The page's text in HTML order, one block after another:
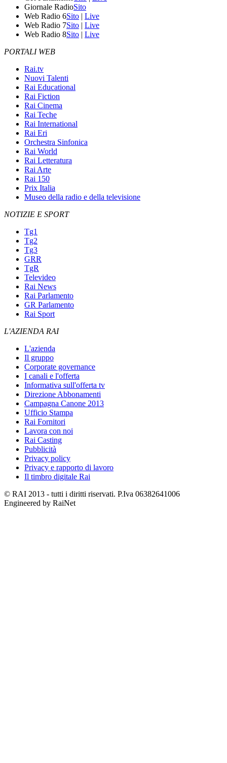
Giornale RadioSito
Web Radio 6Sito | Live
Web Radio 7Sito | Live
Web Radio 8Sito | Live
PORTALI WEB
Rai.tv
Nuovi Talenti
Rai Educational
Rai Fiction
Rai Cinema
Rai Teche
Rai International
Rai Eri
Orchestra Sinfonica
Rai World
Rai Letteratura
Rai Arte
Rai 150
Prix Italia
Museo della radio e della televisione
NOTIZIE E SPORT
Tg1
Tg2
Tg3
GRR
TgR
Televideo
Rai News
Rai Parlamento
GR Parlamento
Rai Sport
L'AZIENDA RAI
L'azienda
Il gruppo
Corporate governance
I canali e l'offerta
Informativa sull'offerta tv
Direzione Abbonamenti
Campagna Canone 2013
Ufficio Stampa
Rai Fornitori
Lavora con noi
Rai Casting
Pubblicità
Privacy policy
Privacy e rapporto di lavoro
Il timbro digitale Rai
© RAI 2013 - tutti i diritti riservati. P.Iva 06382641006
Engineered by RaiNet